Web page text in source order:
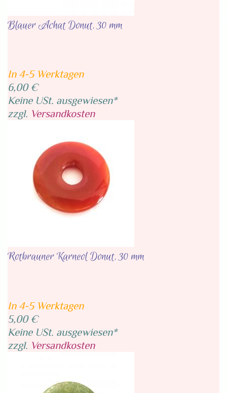
Blauer Achat Donut, 30 mm
In 4-5 Werktagen
6,00 €
Keine USt. ausgewiesen*
zzgl. Versandkosten
Rotbrauner Karneol Donut, 30 mm
In 4-5 Werktagen
5,00 €
Keine USt. ausgewiesen*
zzgl. Versandkosten